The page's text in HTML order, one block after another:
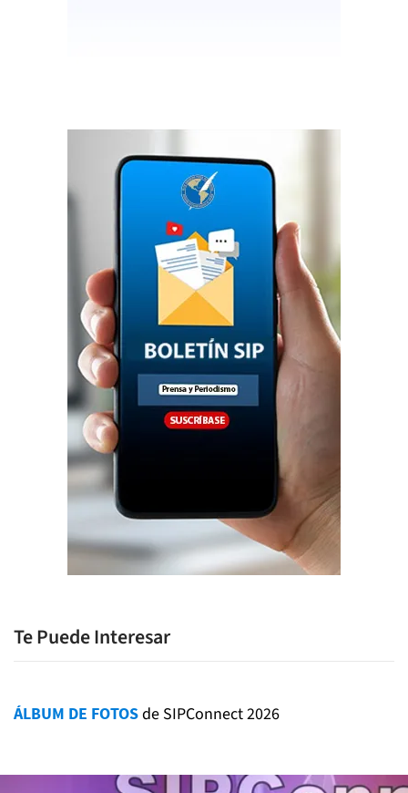
Te Puede Interesar
ÁLBUM DE FOTOSde SIPConnect 2026